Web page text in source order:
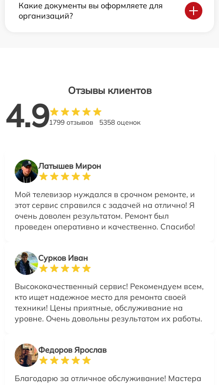
Какие документы вы оформляете для
организаций?
Отзывы клиентов
4.91799 отзывов 5358 оценок
Латышев Мирон
Мой телевизор нуждался в срочном ремонте, и
этот сервис справился с задачей на отлично! Я
очень доволен результатом. Ремонт был
проведен оперативно и качественно. Спасибо!
Сурков Иван
Высококачественный сервис! Рекомендуем всем,
кто ищет надежное место для ремонта своей
техники! Цены приятные, обслуживание на
уровне. Очень довольны результатом их работы.
Федоров Ярослав
Благодарю за отличное обслуживание! Мастера